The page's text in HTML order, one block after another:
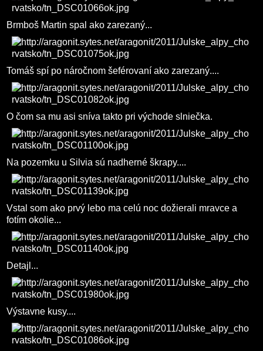
Brmboš Martin spal ako zarezaný...
Tomáš spí po náročnom šeférovaní ako zarezaný....
O čom sa mu asi sníva takto pri východe slniečka.
Na pozemku u Silvia sú nadherné škrapy....
Vstal som ako prvý lebo ma celú noc dožierali mravce a
fotím okolie...
Detajl...
Výstavne kusy....